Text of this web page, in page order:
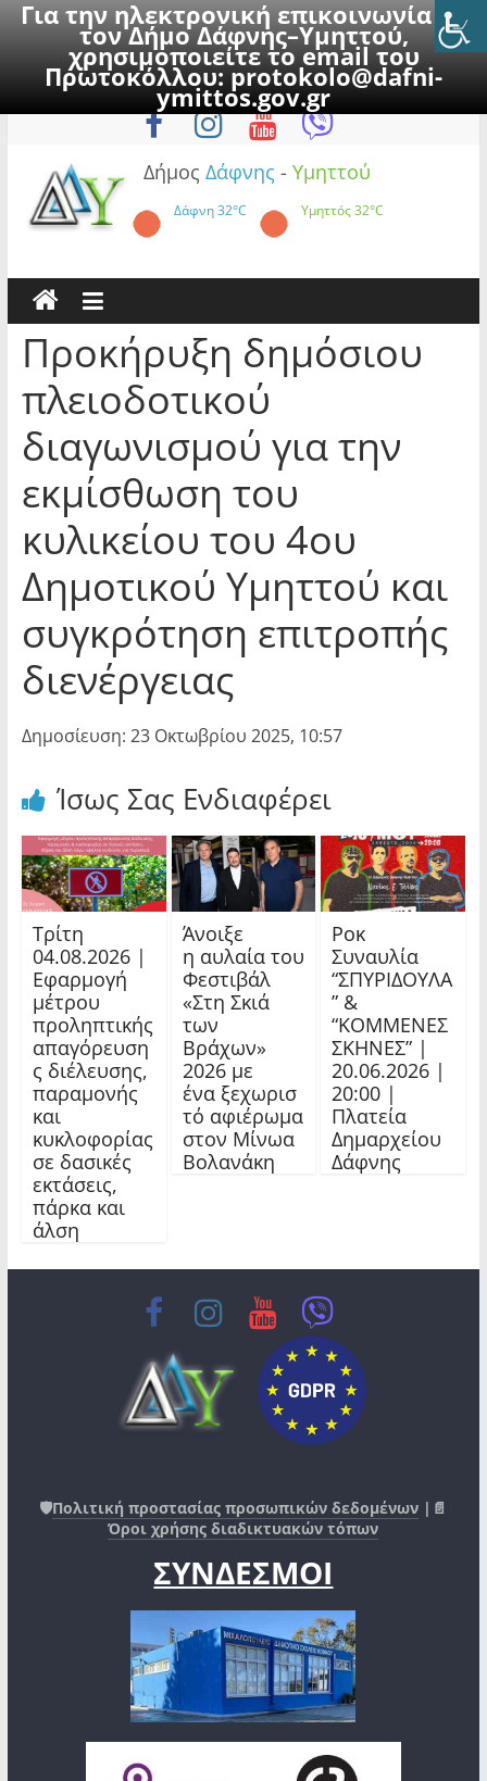
Για την ηλεκτρονική επικοινωνία με
τον Δήμο Δάφνης–Υμηττού,
χρησιμοποιείτε το email του
Πρωτοκόλλου:protokolo@dafni-
ymittos.gov.gr
to
Πέμπτη, 6 Αυγούστου 2026
Δήμος Δάφνης - Υμηττού
Δάφνη32°C Υμηττός32°C
Προκήρυξη δημόσιου
πλειοδοτικού
διαγωνισμού για την
εκμίσθωση του
κυλικείου του 4ου
Δημοτικού Υμηττού και
συγκρότηση επιτροπής
διενέργειας
Δημοσίευση: 23 Οκτωβρίου 2025, 10:57
Ίσως Σας Ενδιαφέρει
Τρίτη
04.08.2026 |
Εφαρμογή
μέτρου
προληπτικής
απαγόρευση
ς διέλευσης,
παραμονής
και
κυκλοφορίας
σε δασικές
εκτάσεις,
πάρκα και
άλση
Άνοιξε
η αυλαία του
Φεστιβάλ
«Στη Σκιά
των
Βράχων»
2026 με
ένα ξεχωρισ
τό αφιέρωμα
στον Μίνωα
Βολανάκη
Ροκ
Συναυλία
“ΣΠΥΡΙΔΟΥΛΑ
” &
“ΚΟΜΜΕΝΕΣ
ΣΚΗΝΕΣ” |
20.06.2026 |
20:00 |
Πλατεία
Δημαρχείου
Δάφνης
🛡️Πολιτική προστασίας προσωπικών δεδομένων |📄
Όροι χρήσης διαδικτυακών τόπων
ΣΥΝΔΕΣΜΟΙ